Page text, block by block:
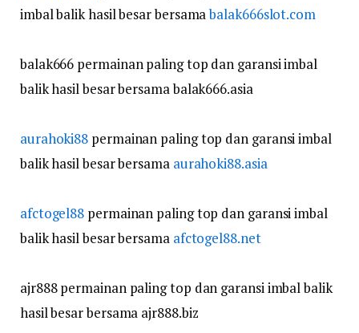
imbal balik hasil besar bersamabalak666slot.com
balak666 permainan paling top dan garansi imbal
balik hasil besar bersama balak666.asia
aurahoki88 permainan paling top dan garansi imbal
balik hasil besar bersama aurahoki88.asia
afctogel88 permainan paling top dan garansi imbal
balik hasil besar bersama afctogel88.net
ajr888 permainan paling top dan garansi imbal balik
hasil besar bersama ajr888.biz